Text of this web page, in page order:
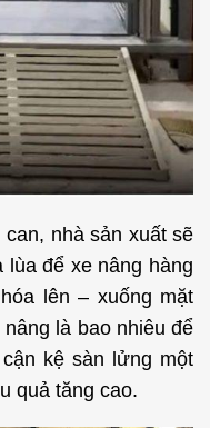
nhà sản xuất sẽ
để xe nâng hàng
lên – xuống mặt
là bao nhiêu để
kệ sàn lửng một
quả tăng cao.